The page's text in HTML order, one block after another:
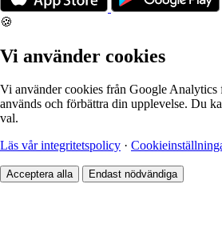
🍪
Vi använder cookies
Vi använder cookies från Google Analytics
används och förbättra din upplevelse. Du
val.
Läs vår integritetspolicy ·
Acceptera alla Endast nödvändiga